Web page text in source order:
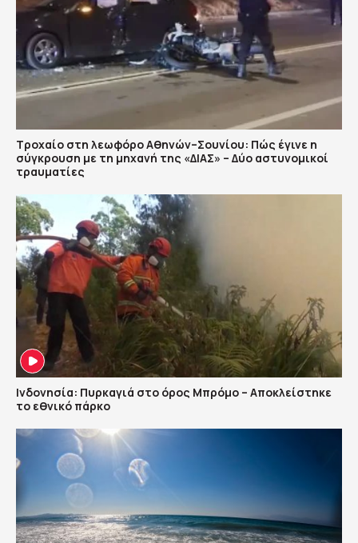
Τροχαίο στη λεωφόρο Αθηνών–Σουνίου: Πώς έγινε η
σύγκρουση με τη μηχανή της «ΔΙΑΣ» – Δύο αστυνομικοί
τραυματίες
Ινδονησία: Πυρκαγιά στο όρος Μπρόμο – Αποκλείστηκε
το εθνικό πάρκο